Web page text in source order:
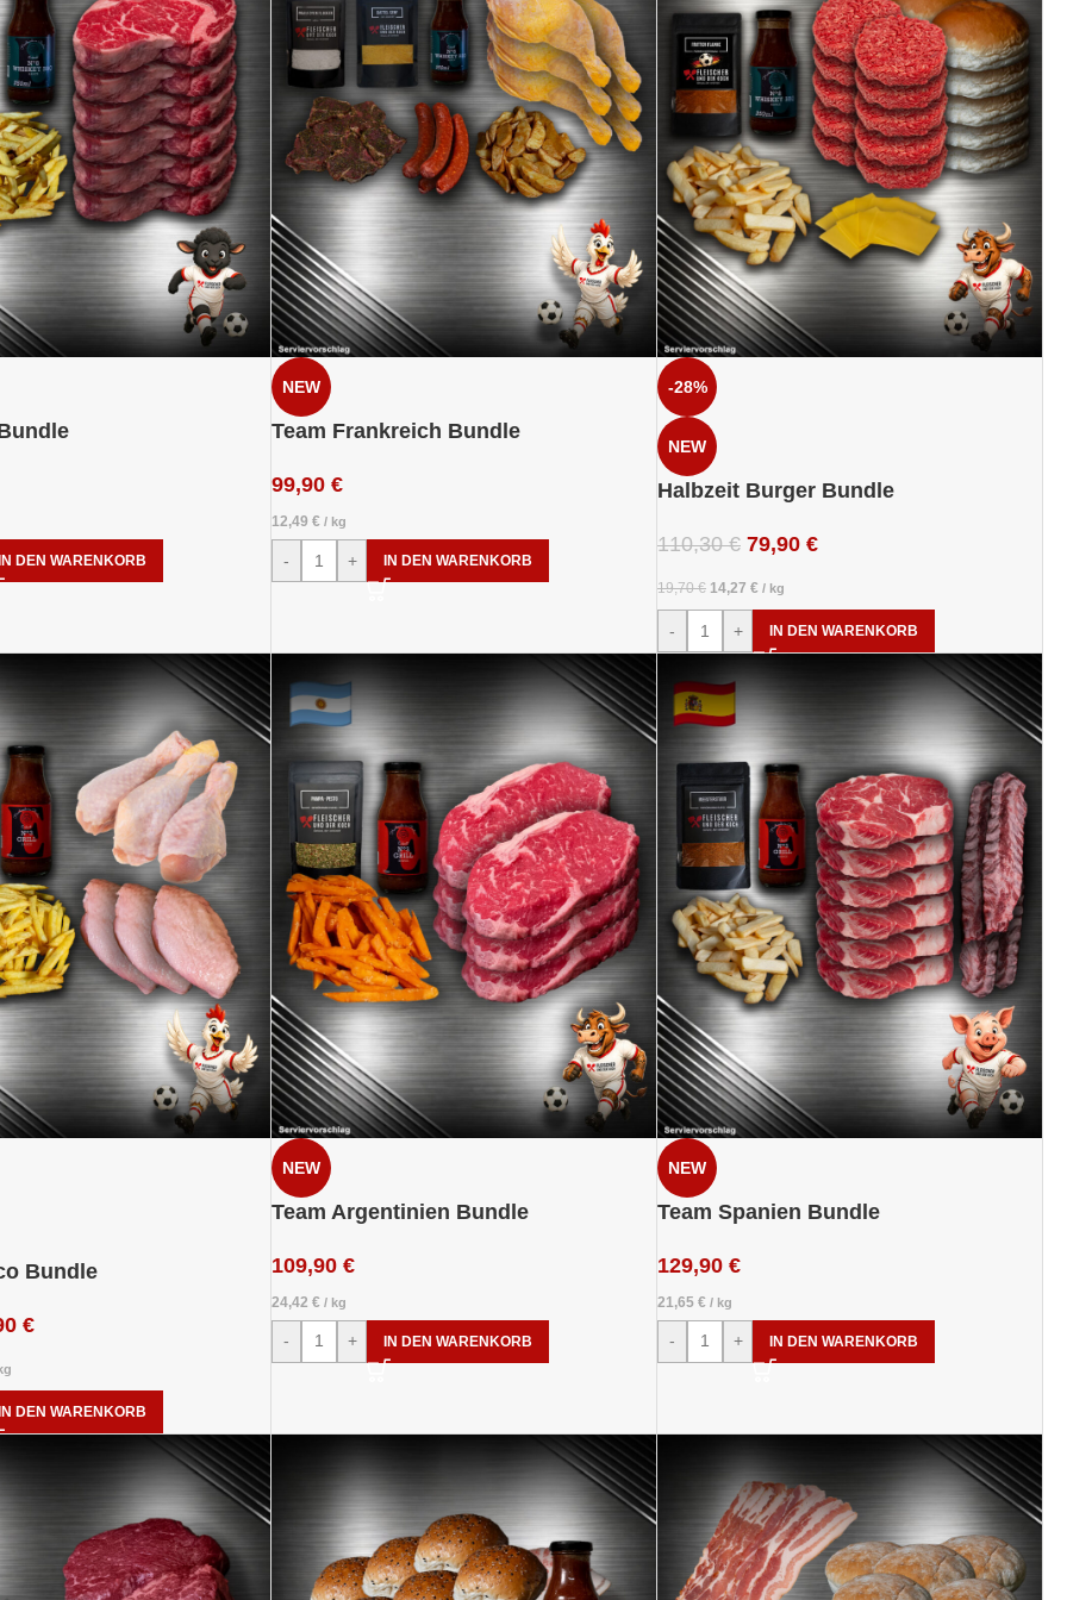
DEN WARENKORB
NEW
Team Frankreich Bundle
99,90 €
12,49 € / kg
- + IN DEN WARENKORB
-28%
NEW
Halbzeit Burger Bundle
110,30€ 79,90 €
19,70€ 14,27 € / kg
- + IN DEN WARENKORB
Bundle
€
DEN WARENKORB
NEW
Team Argentinien Bundle
109,90 €
24,42 € / kg
- + IN DEN WARENKORB
NEW
Team Spanien Bundle
129,90 €
21,65 € / kg
- + IN DEN WARENKORB